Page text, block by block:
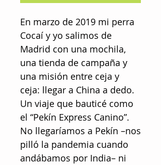
En marzo de 2019 mi perra
Cocaí y yo salimos de
Madrid con una mochila,
una tienda de campaña y
una misión entre ceja y
ceja: llegar a China a dedo.
Un viaje que bauticé como
el “Pekín Express Canino”.
No llegaríamos a Pekín –nos
pilló la pandemia cuando
andábamos por India– ni